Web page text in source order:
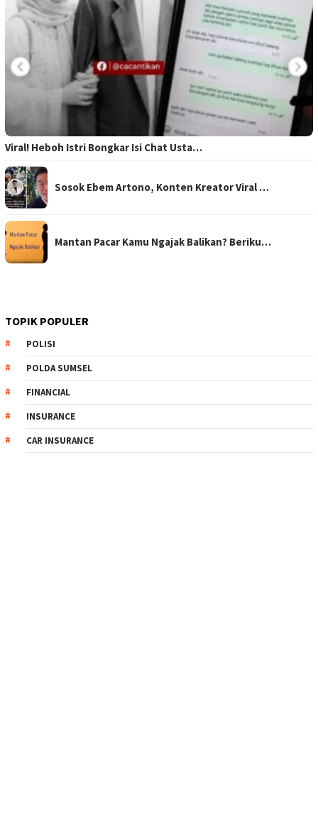
Viral! Heboh Istri Bongkar Isi Chat Usta…
Sosok Ebem Artono, Konten Kreator Viral …
Mantan Pacar Kamu Ngajak Balikan? Beriku…
TOPIK POPULER
POLISI
POLDA SUMSEL
FINANCIAL
INSURANCE
CAR INSURANCE